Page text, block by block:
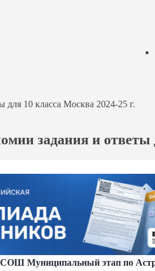
10 класса Москва 2024-25 г.
задания и ответы
Муниципальный этап по